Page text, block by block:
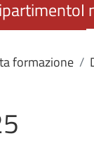
I
formazione